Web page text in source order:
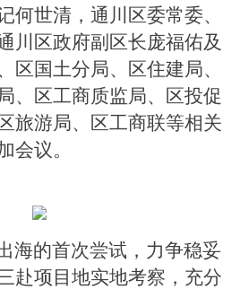
何世清，通川区委常委、
川区政府副区长庞福佑及
区国土分局、区住建局、
、区工商质监局、区投促
旅游局、区工商联等相关
会议。
海的首次尝试，力争稳妥
赴项目地实地考察，充分